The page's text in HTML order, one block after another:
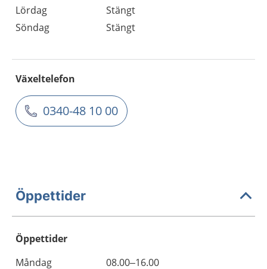
Lördag
Stängt
Söndag
Stängt
Växeltelefon
0340-48 10 00
Öppettider
Öppettider
Dag
Öppettider
Kommentarer
Måndag
08.00–16.00